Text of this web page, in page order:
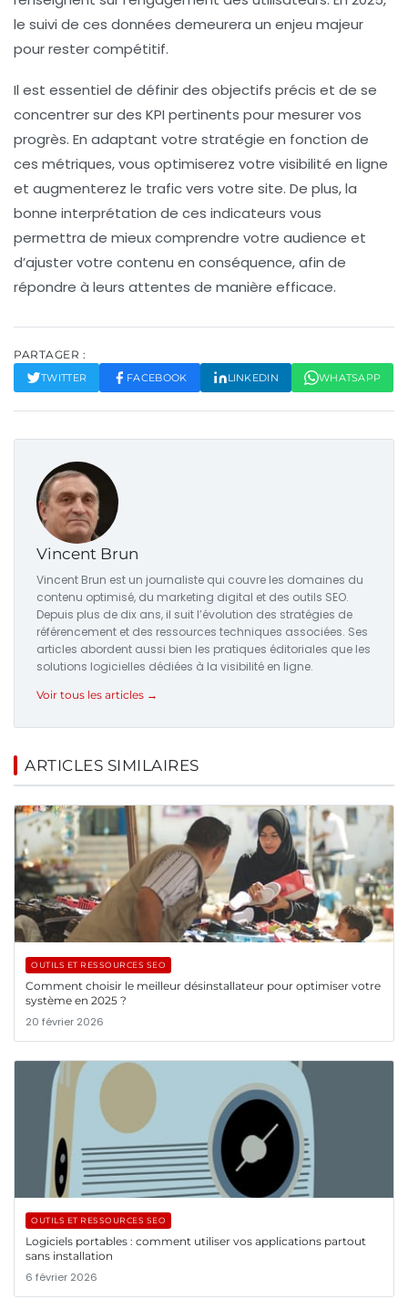
le suivi de ces données demeurera un enjeu majeur
pour rester compétitif.
Il est essentiel de définir des objectifs précis et de se
concentrer sur des KPI pertinents pour mesurer vos
progrès. En adaptant votre stratégie en fonction de
ces métriques, vous optimiserez votre visibilité en ligne
et augmenterez le trafic vers votre site. De plus, la
bonne interprétation de ces indicateurs vous
permettra de mieux comprendre votre audience et
d’ajuster votre contenu en conséquence, afin de
répondre à leurs attentes de manière efficace.
PARTAGER :
TWITTER FACEBOOK LINKEDIN WHATSAPP
Vincent Brun
Vincent Brun est un journaliste qui couvre les domaines du
contenu optimisé, du marketing digital et des outils SEO.
Depuis plus de dix ans, il suit l’évolution des stratégies de
référencement et des ressources techniques associées. Ses
articles abordent aussi bien les pratiques éditoriales que les
solutions logicielles dédiées à la visibilité en ligne.
Voir tous les articles →
ARTICLES SIMILAIRES
OUTILS ET RESSOURCES SEO
Comment choisir le meilleur désinstallateur pour optimiser votre
système en 2025 ?
20 février 2026
OUTILS ET RESSOURCES SEO
Logiciels portables : comment utiliser vos applications partout
sans installation
6 février 2026